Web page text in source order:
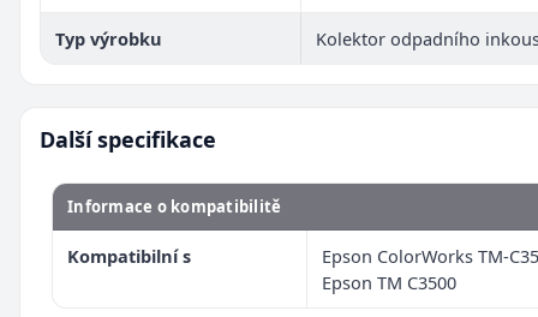
Typ výrobku Kolektor odpadního
Další specifikace
Informace o kompatibilitě
Kompatibilní s
Epson ColorWorks TM-
Epson TM C3500